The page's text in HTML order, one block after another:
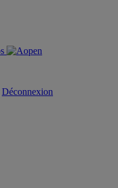
Déconnexion